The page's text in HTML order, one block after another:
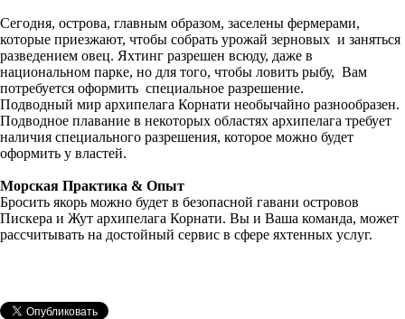
Сегодня, острова, главным образом, заселены фермерами,
которые приезжают, чтобы собрать урожай зерновых и заняться
разведением овец. Яхтинг разрешен всюду, даже в
национальном парке, но для того, чтобы ловить рыбу, Вам
потребуется оформить специальное разрешение.
Подводный мир архипелага Корнати необычайно разнообразен.
Подводное плавание в некоторых областях архипелага требует
наличия специального разрешения, которое можно будет
оформить у властей.
Морская Практика & Опыт
Бросить якорь можно будет в безопасной гавани островов
Пискера и Жут архипелага Корнати. Вы и Ваша команда, может
рассчитывать на достойный сервис в сфере яхтенных услуг.